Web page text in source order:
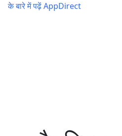
के बारे में पढ़ें AppDirect